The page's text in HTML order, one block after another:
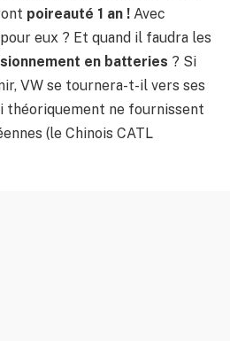
poireauté 1 an ! Avec
eux ? Et quand il faudra les
en batteries ? Si
VW se tournera-t-il vers ses
théoriquement ne fournissent
(le Chinois CATL